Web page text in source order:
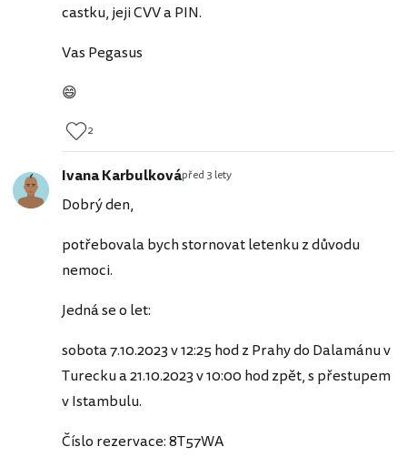
castku, jeji CVV a PIN.
Vas Pegasus
😄
2
Ivana Karbulkovápřed 3 lety
Dobrý den,
potřebovala bych stornovat letenku z důvodu
nemoci.
Jedná se o let:
sobota 7.10.2023 v 12:25 hod z Prahy do Dalamánu v
Turecku a 21.10.2023 v 10:00 hod zpět, s přestupem
v Istambulu.
Číslo rezervace: 8T57WA